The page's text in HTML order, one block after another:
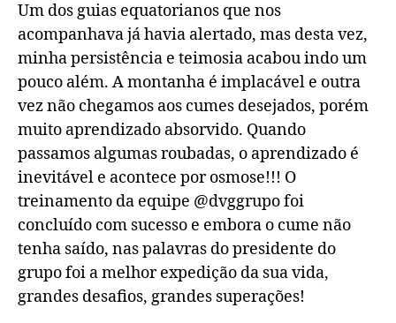
Um dos guias equatorianos que nos
acompanhava já havia alertado, mas desta vez,
minha persistência e teimosia acabou indo um
pouco além. A montanha é implacável e outra
vez não chegamos aos cumes desejados, porém
muito aprendizado absorvido. Quando
passamos algumas roubadas, o aprendizado é
inevitável e acontece por osmose!!! O
treinamento da equipe @dvggrupo foi
concluído com sucesso e embora o cume não
tenha saído, nas palavras do presidente do
grupo foi a melhor expedição da sua vida,
grandes desafios, grandes superações!